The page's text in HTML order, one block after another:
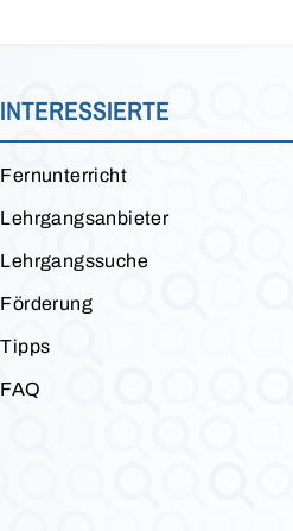
INTERESSIERTE
Fernunterricht
Lehrgangsanbieter
Lehrgangssuche
Förderung
Tipps
FAQ